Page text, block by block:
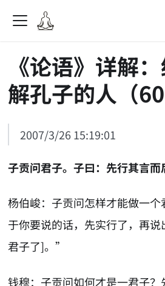
《论语》详解
解孔子的人（60
2007/3/26 15:19:01
子贡问君子。子曰：先行其言而
杨伯峻：子贡问怎样才能做一
于你要说的话，先实行了，再
君子了]。”
钱穆：子贡问如何才是一君子